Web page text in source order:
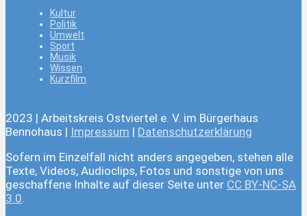
Kultur
Politik
Umwelt
Sport
Musik
Wissen
Kurzfilm
2023 | Arbeitskreis Ostviertel e. V. im Bürgerhaus
Bennohaus | Impressum | Datenschutzerklärung
Sofern im Einzelfall nicht anders angegeben, stehen alle
Texte, Videos, Audioclips, Fotos und sonstige von uns
geschaffene Inhalte auf dieser Seite unter CC BY-NC-SA
3.0.